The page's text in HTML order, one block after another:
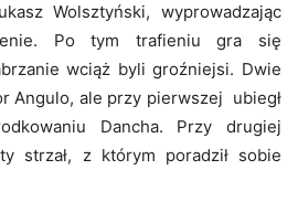
Wolsztyński, wyprowadzając
Po tym trafieniu gra się
wciąż byli groźniejsi. Dwie
Angulo, ale przy pierwszej ubiegł
Dancha. Przy drugiej
strzał, z którym poradził sobie